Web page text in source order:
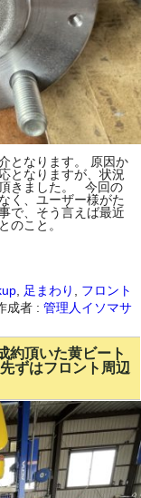
となります。 原因か
となりますが、状況
きました。 今回の
く、ユーザー様がた
で、そう言えば最近
のこと。
足まわり
フロント
成者 : 管理人イソマサ
約頂いた黄ビート
ずはフロント周辺